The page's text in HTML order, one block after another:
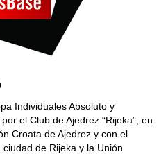
Individuales Absoluto y
el Club de Ajedrez “Rijeka”, en
Croata de Ajedrez y con el
de Rijeka y la Unión